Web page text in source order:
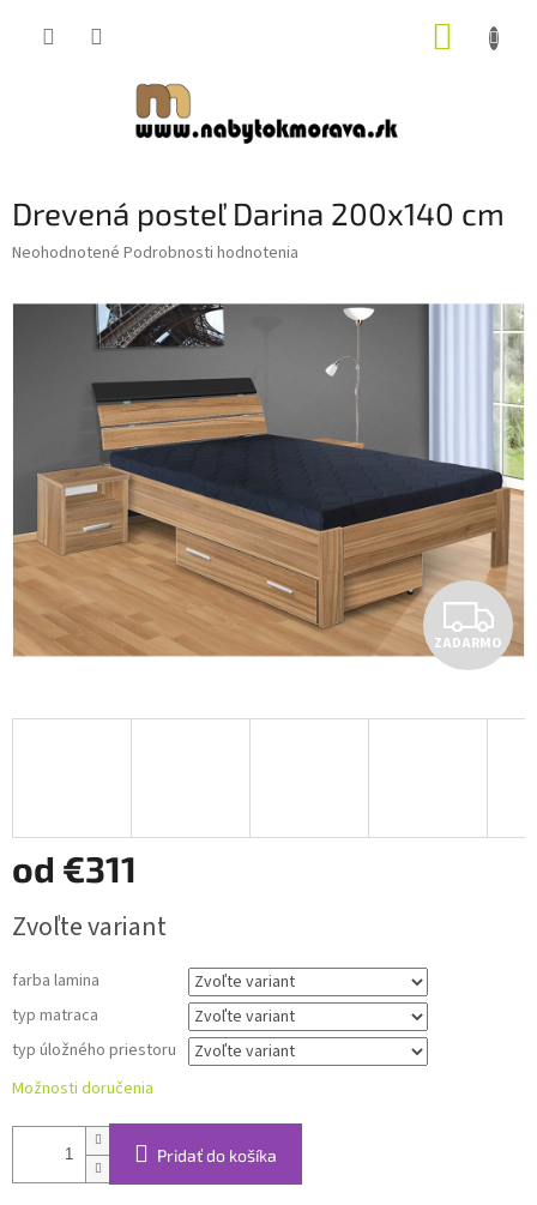
Drevená posteľ Darina 200x140 cm
Priemerné
produktu
Neohodnotené Podrobnosti hodnotenia
Z
A
D
ZADARMO
od €311
cena:
Zvoľte variant
farba lamina
typ matraca
typ úložného priestoru
Možnosti doručenia
Pridať do košíka